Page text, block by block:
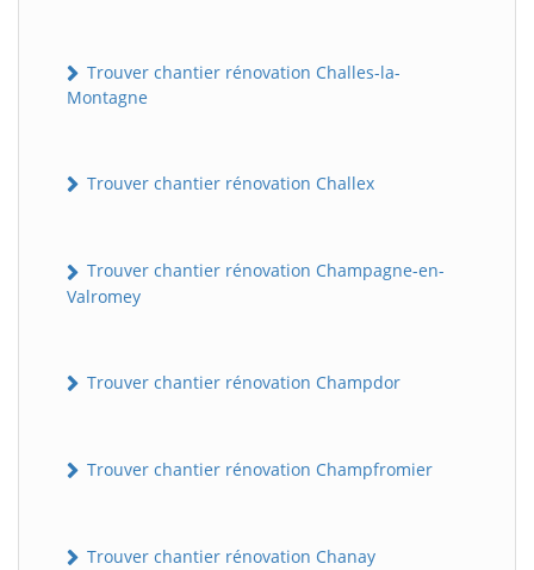
Trouver chantier rénovation Challes-la-
Montagne
Trouver chantier rénovation Challex
Trouver chantier rénovation Champagne-en-
Valromey
Trouver chantier rénovation Champdor
Trouver chantier rénovation Champfromier
Trouver chantier rénovation Chanay